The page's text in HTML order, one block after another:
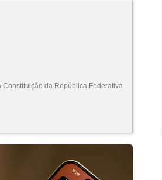
Constituição da República Federativa